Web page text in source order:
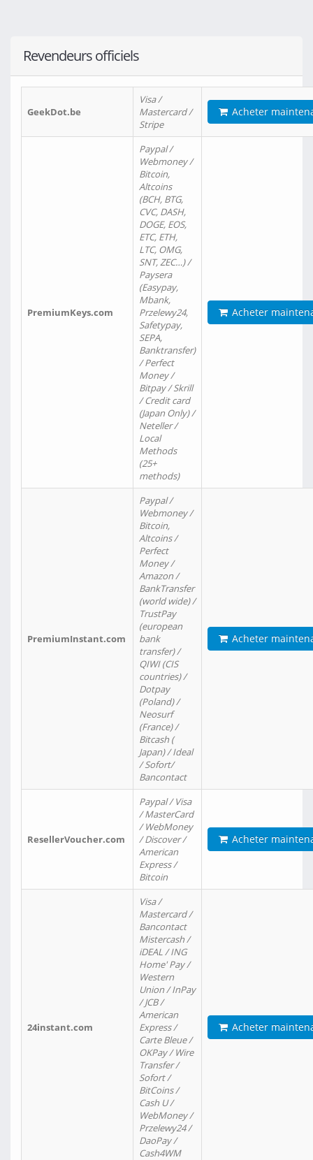
Revendeurs officiels
GeekDot.be
Visa /
Mastercard /
Stripe
Acheter
PremiumKeys.com
Paypal /
Webmoney /
Bitcoin,
Altcoins
(BCH, BTG,
CVC, DASH,
DOGE, EOS,
ETC, ETH,
LTC, OMG,
SNT, ZEC…) /
Paysera
(Easypay,
Mbank,
Przelewy24,
Safetypay,
SEPA,
Banktransfer)
/ Perfect
Money /
Bitpay / Skrill
/ Credit card
(Japan Only) /
Neteller /
Local
Methods
(25+
methods)
Acheter
PremiumInstant.com
Paypal /
Webmoney /
Bitcoin,
Altcoins /
Perfect
Money /
Amazon /
BankTransfer
(world wide) /
TrustPay
(european
bank
transfer) /
QIWI (CIS
countries) /
Dotpay
(Poland) /
Neosurf
(France) /
Bitcash (
Japan) / Ideal
/ Sofort/
Bancontact
Acheter
ResellerVoucher.com
Paypal / Visa
/ MasterCard
/ WebMoney
/ Discover /
American
Express /
Bitcoin
Acheter
24instant.com
Visa /
Mastercard /
Bancontact
Mistercash /
iDEAL / ING
Home' Pay /
Western
Union / InPay
/ JCB /
American
Express /
Carte Bleue /
OKPay / Wire
Transfer /
Sofort /
BitCoins /
Cash U /
WebMoney /
Przelewy24 /
DaoPay /
Cash4WM
Acheter